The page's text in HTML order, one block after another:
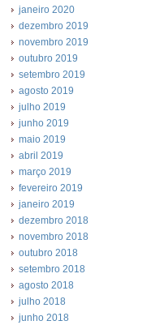
janeiro 2020
dezembro 2019
novembro 2019
outubro 2019
setembro 2019
agosto 2019
julho 2019
junho 2019
maio 2019
abril 2019
março 2019
fevereiro 2019
janeiro 2019
dezembro 2018
novembro 2018
outubro 2018
setembro 2018
agosto 2018
julho 2018
junho 2018